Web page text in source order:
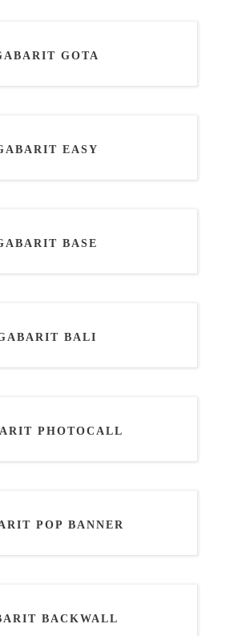
GOTA
EASY
BASE
BALI
PHOTOCALL
POP BANNER
BACKWALL